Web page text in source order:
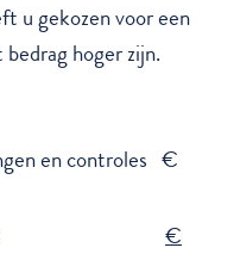
u gekozen voor een
hoger zijn.
en controles €
u zelf) €